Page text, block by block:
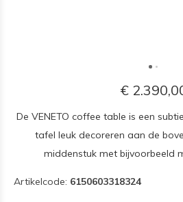
€
De VENETO coffee table is een
tafel leuk decoreren aan de
middenstuk met bijvoorbeeld
Artikelcode: 6150603318324